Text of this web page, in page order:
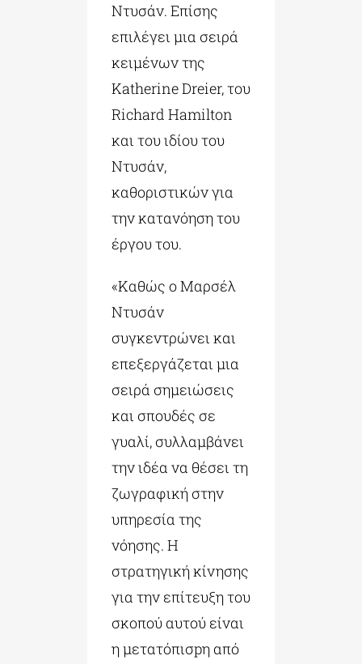
Ντυσάν. Επίσης
επιλέγει μια σειρά
κειμένων της
Katherine Dreier, του
Richard Hamilton
και του ιδίου του
Ντυσάν,
καθοριστικών για
την κατανόηση του
έργου του.
«Καθώς ο Μαρσέλ
Ντυσάν
συγκεντρώνει και
επεξεργάζεται μια
σειρά σημειώσεις
και σπουδές σε
γυαλί, συλλαμβάνει
την ιδέα να θέσει τη
ζωγραφική στην
υπηρεσία της
νόησης. Η
στρατηγική κίνησης
για την επίτευξη του
σκοπού αυτού είναι
η μετατόπισpη από